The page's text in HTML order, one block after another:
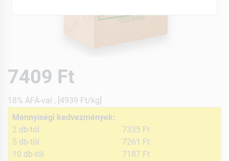
7409 Ft
18% ÁFÁ-val , [4939 Ft/kg]
Mennyiségi kedvezmények:
2 db-tól
7335 Ft
5 db-tól
7261 Ft
10 db-tól
7187 Ft